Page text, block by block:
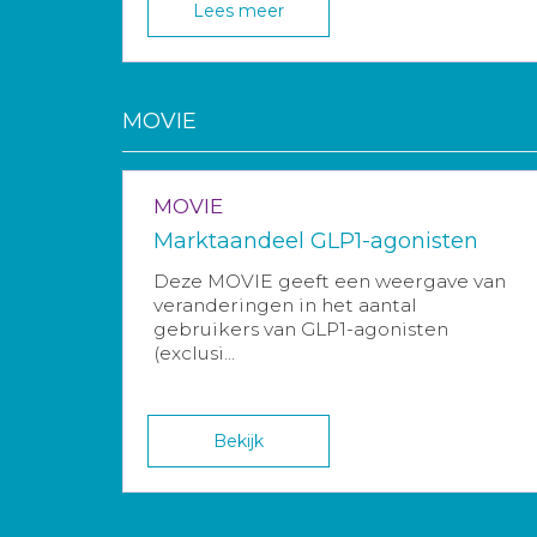
Lees meer
MOVIE
MOVIE
Marktaandeel GLP1-agonisten
Deze MOVIE geeft een weergave van
veranderingen in het aantal
gebruikers van GLP1-agonisten
(exclusi...
Bekijk